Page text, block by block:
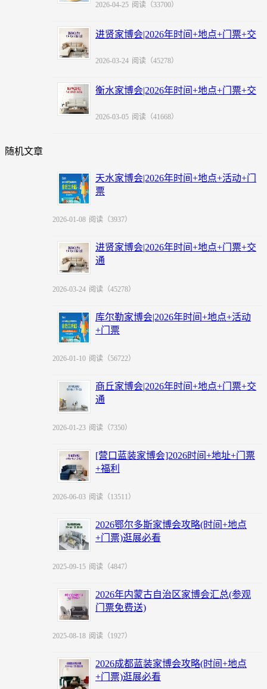
2026-04-25 阅读（33700）
进贤家博会|2026年时间+地点+门票+交
2026-03-24 阅读（45278）
衡水家博会|2026年时间+地点+门票+交
2026-03-05 阅读（41668）
随机文章
天水家博会|2026年时间+地点+活动+门
票
2026-01-08 阅读（3937）
进贤家博会|2026年时间+地点+门票+交
通
2026-03-24 阅读（45278）
库尔勒家博会|2026年时间+地点+活动
+门票
2026-01-10 阅读（56722）
商丘家博会|2026年时间+地点+门票+交
通
2026-01-23 阅读（7350）
[营口蓝装家博会]2026时间+地址+门票
+福利
2026-06-03 阅读（13511）
2026鄂尔多斯家博会攻略(时间+地点
+门票)逛展必看
2025-09-15 阅读（4847）
2026年内蒙古自治区家博会汇总(参观
门票免费送)
2025-08-18 阅读（1927）
2026成都蓝装家博会攻略(时间+地点
+门票)逛展必看